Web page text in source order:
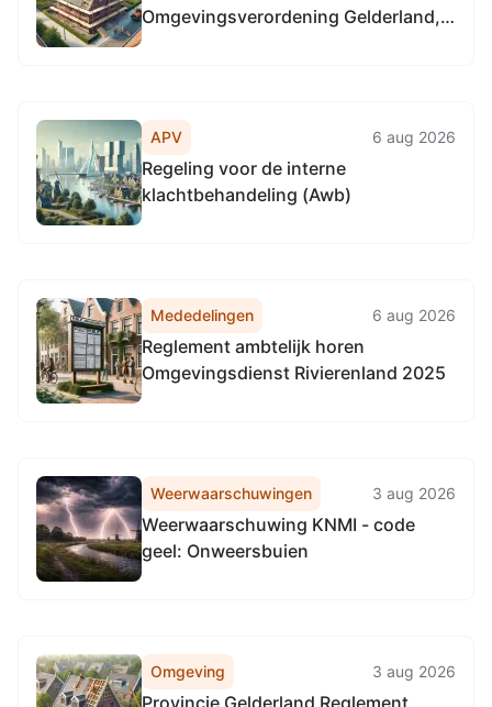
Omgevingsverordening Gelderland,
APV 6 aug 2026
Regeling voor de interne
klachtbehandeling (Awb)
Mededelingen 6 aug 2026
Reglement ambtelijk horen
Omgevingsdienst Rivierenland 2025
Weerwaarschuwingen 3 aug 2026
Weerwaarschuwing KNMI - code
geel: Onweersbuien
Omgeving 3 aug 2026
Provincie Gelderland Reglement